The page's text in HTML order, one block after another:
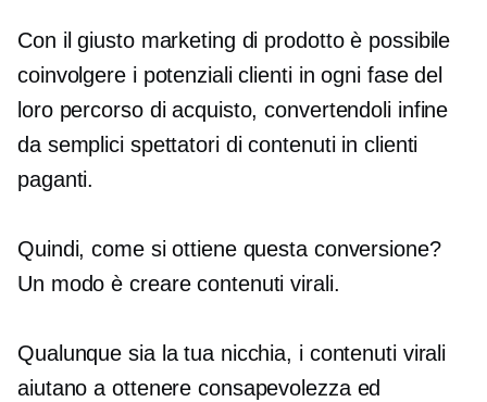
Con il giusto marketing di prodotto è possibile
coinvolgere i potenziali clienti in ogni fase del
loro percorso di acquisto, convertendoli infine
da semplici spettatori di contenuti in clienti
paganti.
Quindi, come si ottiene questa conversione?
Un modo è creare contenuti virali.
Qualunque sia la tua nicchia, i contenuti virali
aiutano a ottenere consapevolezza ed